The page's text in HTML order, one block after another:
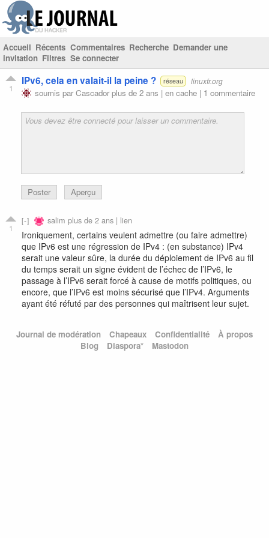
Accueil Récents Commentaires Recherche Demander une
invitation Filtres Se connecter
1
IPv6, cela en valait-il la peine ? réseau linuxfr.org
soumis parCascadorplus de 2 ans | en cache | 1 commentaire
Poster Aperçu
1
salim plus de 2 ans | lien
Ironiquement, certains veulent admettre (ou faire admettre)
que IPv6 est une régression de IPv4 : (en substance) IPv4
serait une valeur sûre, la durée du déploiement de IPv6 au fil
du temps serait un signe évident de l’échec de l’IPv6, le
passage à l’IPv6 serait forcé à cause de motifs politiques, ou
encore, que l’IPv6 est moins sécurisé que l’IPv4. Arguments
ayant été réfuté par des personnes qui maîtrisent leur sujet.
Journal de modération Chapeaux Confidentialité
À propos
Blog
Diaspora* Mastodon